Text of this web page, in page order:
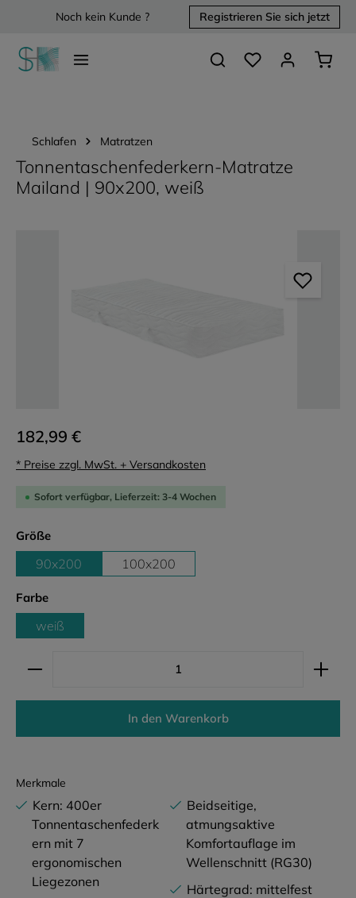
springenNoch kein Kunde ? Registrieren Sie sich jetzt
Du hast 0 Produkte
Schlafen Matratzen
Tonnentaschenfederkern-Matratze
Mailand | 90x200, weiß
182,99 €
* Preise zzgl. MwSt. + Versandkosten
Sofort verfügbar, Lieferzeit: 3-4 Wochen
Größeauswählen
90x200 100x200
Farbeauswählen
weiß
Produkt Anzahl: Gib den gewünschten Wert ein
In den Warenkorb
Merkmale
Kern: 400er
Tonnentaschenfederk
ern mit 7
ergonomischen
Liegezonen
Beidseitige,
atmungsaktive
Komfortauflage im
Wellenschnitt (RG30)
Härtegrad: mittelfest